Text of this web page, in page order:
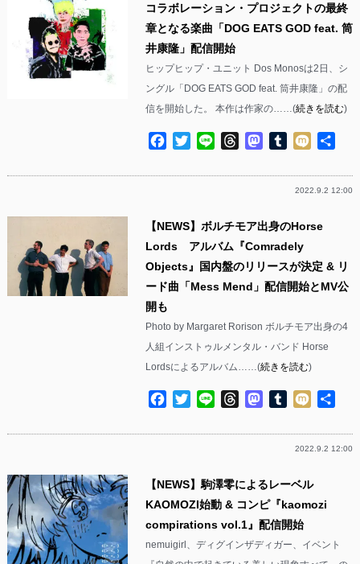
コラボレーション・プロジェクトの最終
章となる楽曲「DOG EATS GOD feat. 筒
井康隆」配信開始
ヒップヒップ・ユニット Dos Monosは2日、シ
ングル「DOG EATS GOD feat. 筒井康隆」の配
信を開始した。 本作は作家の……(続きを読む)
Facebook
TwitterLine ThreadsMastodon
Tumblr
Mixi
2022.9.2 12:00
【NEWS】ボルチモア出身のHorse
Lords アルバム『Comradely
Objects』国内盤のリリースが決定 & リ
ード曲「Mess Mend」配信開始とMV公
開も
Photo by Margaret Rorison ボルチモア出身の4
人組インストゥルメンタル・バンド Horse
Lordsによるアルバム……(続きを読む)
Facebook
TwitterLine ThreadsMastodon
Tumblr
Mixi
2022.9.2 12:00
【NEWS】駒澤零によるレーベル
KAOMOZI始動 & コンピ『kaomozi
compirations vol.1』配信開始
nemuigirl、ディグインザディガー、イベント